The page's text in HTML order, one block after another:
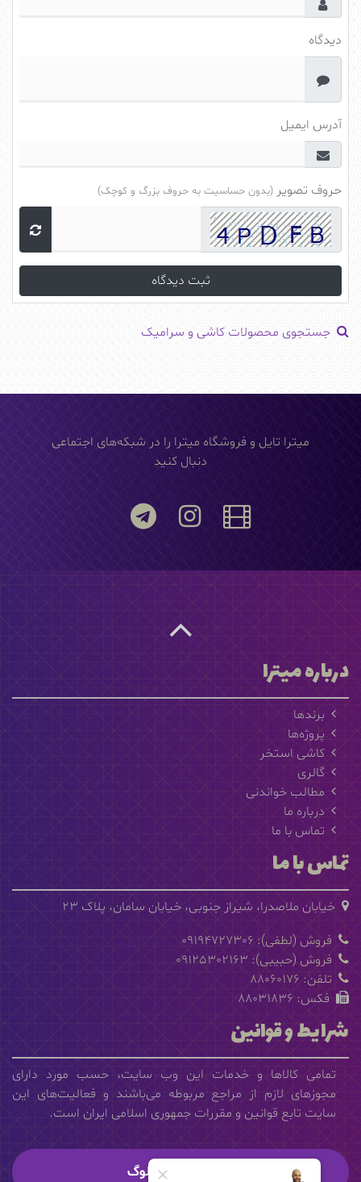
دیدگاه
آدرس ایمیل
حروف تصویر (بدون حساسیت به حروف بزرگ و کوچک)
جستجوی محصولات کاشی و سرامیک
میترا تایل و فروشگاه میترا را در شبکه‌های اجتماعی
دنبال کنید
درباره میترا
برندها
پروژه‌ها
کاشی استخر
گالری
مطالب خواندنی
درباره ما
تماس با ما
تماس با ما
خیابان ملاصدرا، شیراز جنوبی، خیابان سامان، پلاک 23
فروش (لطفی): 09194727306
فروش (حبیبی): 09125302163
تلفن: 88060176
فکس: 88031836
شرایط و قوانین
تمامی كالاها و خدمات این وب سایت، حسب مورد دارای
مجوزهای لازم از مراجع مربوطه می‌باشند و فعالیت‌های این
سایت تابع قوانین و مقررات جمهوری اسلامی ایران است.
دانلود کاتالوگ